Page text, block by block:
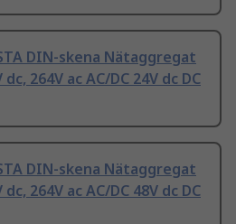
DIN-skena Nätaggregat
264V ac AC/DC 24V dc DC
DIN-skena Nätaggregat
264V ac AC/DC 48V dc DC